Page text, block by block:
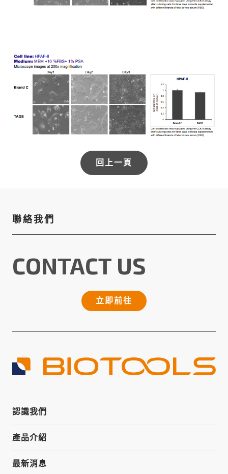
回上一頁
聯絡我們
CONTACT US
立即前往
認識我們
產品介紹
最新消息